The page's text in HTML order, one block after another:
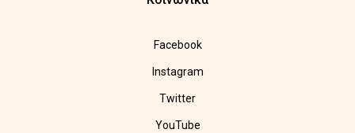
Facebook
Instagram
Twitter
YouTube